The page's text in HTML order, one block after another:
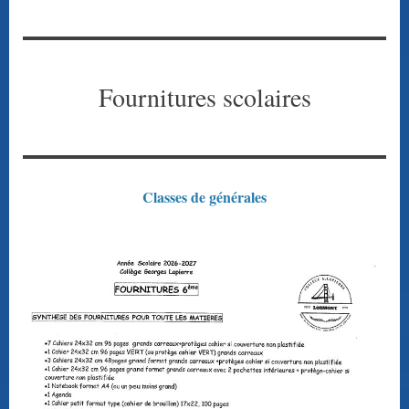
Fournitures scolaires
Classes de générales